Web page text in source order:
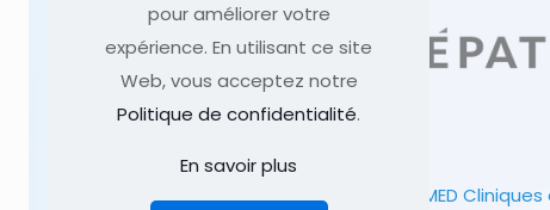
© 1991-2026Clinique TAGMED
pour améliorer votre
expérience. En utilisant ce site
Web, vous acceptez notre
Politique de confidentialité.
En savoir plus